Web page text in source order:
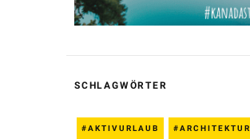
SCHLAGWÖRTER
AKTIVURLAUB ARCHITEKTUR